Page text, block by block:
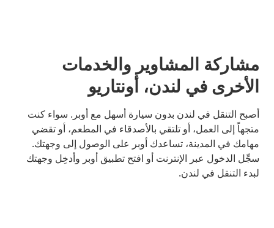
مشاركة المشاوير والخدمات
الأخرى في لندن، أونتاريو
أصبح التنقل في لندن بدون سيارة أسهل مع أوبر. سواء كنت
متجهاً إلى العمل، أو تلتقي بالأصدقاء في المطعم، أو تقضي
مهامك في المدينة، تساعدك أوبر على الوصول إلى وجهتك.
سجِّل الدخول عبر الإنترنت أو افتح تطبيق أوبر وأدخِل وجهتك
لبدء التنقل في لندن.